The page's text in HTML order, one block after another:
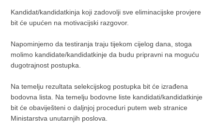
Kandidat/kandidatkinja koji zadovolji sve eliminacijske provjere
bit će upućen na motivacijski razgovor.
Napominjemo da testiranja traju tijekom cijelog dana, stoga
molimo kandidate/kandidatkinje da budu pripravni na moguću
dugotrajnost postupka.
Na temelju rezultata selekcijskog postupka bit će izrađena
bodovna lista. Na temelju bodovne liste kandidati/kandidatkinje
bit će obaviješteni o daljnjoj proceduri putem web stranice
Ministarstva unutarnjih poslova.